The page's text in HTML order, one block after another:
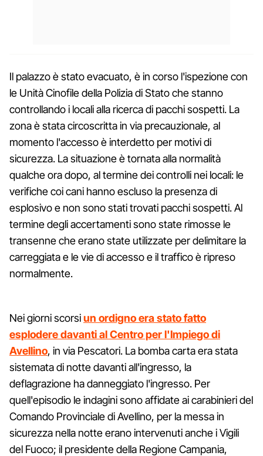
Il palazzo è stato evacuato, è in corso l'ispezione con
le Unità Cinofile della Polizia di Stato che stanno
controllando i locali alla ricerca di pacchi sospetti. La
zona è stata circoscritta in via precauzionale, al
momento l'accesso è interdetto per motivi di
sicurezza. La situazione è tornata alla normalità
qualche ora dopo, al termine dei controlli nei locali: le
verifiche coi cani hanno escluso la presenza di
esplosivo e non sono stati trovati pacchi sospetti. Al
termine degli accertamenti sono state rimosse le
transenne che erano state utilizzate per delimitare la
carreggiata e le vie di accesso e il traffico è ripreso
normalmente.
Nei giorni scorsiun ordigno era stato fatto
esplodere davanti al Centro per l'Impiego di
Avellino, in via Pescatori. La bomba carta era stata
sistemata di notte davanti all'ingresso, la
deflagrazione ha danneggiato l'ingresso. Per
quell'episodio le indagini sono affidate ai carabinieri del
Comando Provinciale di Avellino, per la messa in
sicurezza nella notte erano intervenuti anche i Vigili
del Fuoco; il presidente della Regione Campania,